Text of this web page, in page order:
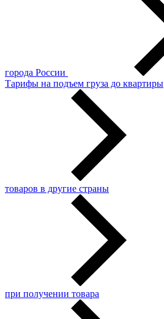
города России
Тарифы на подъем груза до квартиры
товаров в другие страны
при получении товара